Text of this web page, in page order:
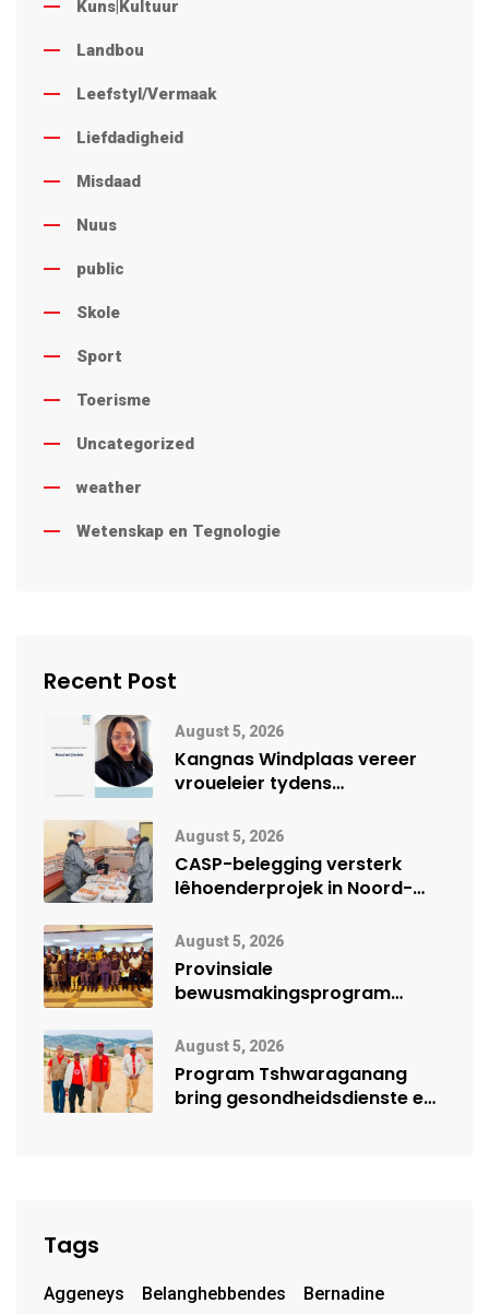
Kuns|Kultuur
Landbou
Leefstyl/Vermaak
Liefdadigheid
Misdaad
Nuus
public
Skole
Sport
Toerisme
Uncategorized
weather
Wetenskap en Tegnologie
Recent Post
August 5, 2026
Kangnas Windplaas vereer
vroueleier tydens
August 5, 2026
CASP-belegging versterk
lêhoenderprojek in Noord-
August 5, 2026
Provinsiale
bewusmakingsprogram
Mensehandel
August 5, 2026
Program Tshwaraganang
bring gesondheidsdienste en
Tags
Aggeneys Belanghebbendes
Bernadine